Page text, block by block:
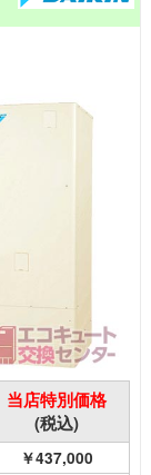
当店特別価格
(税込)
￥437,000